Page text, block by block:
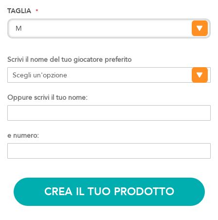
TAGLIA
Scrivi il nome del tuo giocatore preferito
Oppure scrivi il tuo nome:
e numero:
CREA IL TUO PRODOTTO